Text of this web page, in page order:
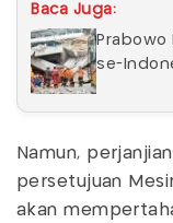
Baca Juga:
Prabowo
se-
Namun,
persetujuan
akan